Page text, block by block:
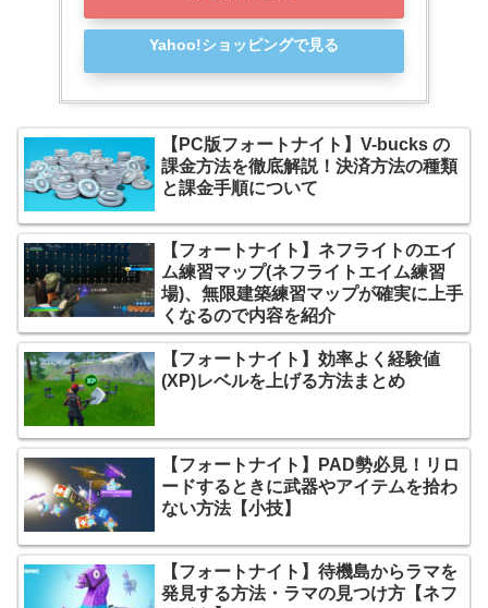
Yahoo!ショッピングで見る
【PC版フォートナイト】V-bucks の
課金方法を徹底解説！決済方法の種類
と課金手順について
【フォートナイト】ネフライトのエイ
ム練習マップ(ネフライトエイム練習
場)、無限建築練習マップが確実に上手
くなるので内容を紹介
【フォートナイト】効率よく経験値
(XP)レベルを上げる方法まとめ
【フォートナイト】PAD勢必見！リロ
ードするときに武器やアイテムを拾わ
ない方法【小技】
【フォートナイト】待機島からラマを
発見する方法・ラマの見つけ方【ネフ